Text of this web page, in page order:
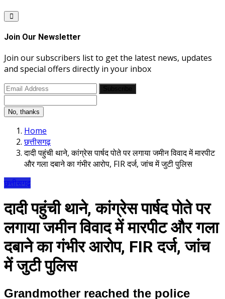
Join Our Newsletter
Join our subscribers list to get the latest news, updates
and special offers directly in your inbox
No, thanks
Home
छत्तीसगढ़
दादी पहुंची थाने, कांग्रेस पार्षद पोते पर लगाया जमीन विवाद में मारपीट
और गला दबाने का गंभीर आरोप, FIR दर्ज, जांच में जुटी पुलिस
छत्तीसगढ़
दादी पहुंची थाने, कांग्रेस पार्षद पोते पर
लगाया जमीन विवाद में मारपीट और गला
दबाने का गंभीर आरोप, FIR दर्ज, जांच
में जुटी पुलिस
Grandmother reached the police